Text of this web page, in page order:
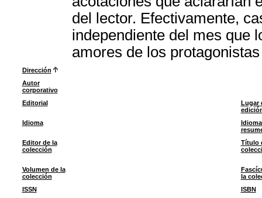
del lector. Efectivamente,
independiente del mes que
amores de los
Dirección
Autor
corporativo
Editorial
Lugar
Idioma
Editor de la
colección
Título
Volumen de la
colección
la
ISSN
ISBN